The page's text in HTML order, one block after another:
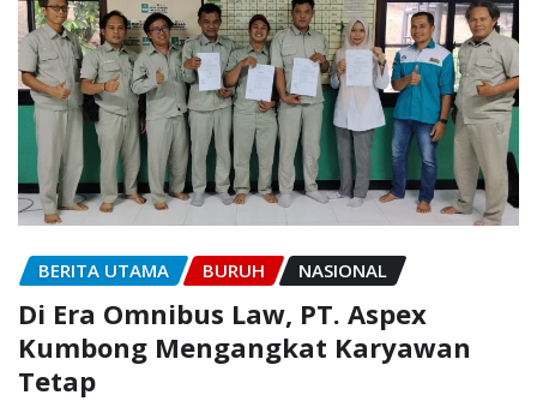
BERITA UTAMA BURUH NASIONAL
Di Era Omnibus Law, PT. Aspex
Kumbong Mengangkat Karyawan
Tetap